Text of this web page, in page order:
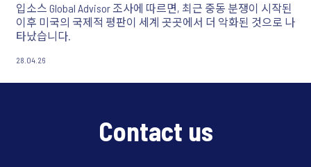
입소스 Global Advisor 조사에 따르면, 최근 중동 분쟁이 시작된
이후 미국의 국제적 평판이 세계 곳곳에서 더 악화된 것으로 나
타났습니다.
28.04.26
Contact us